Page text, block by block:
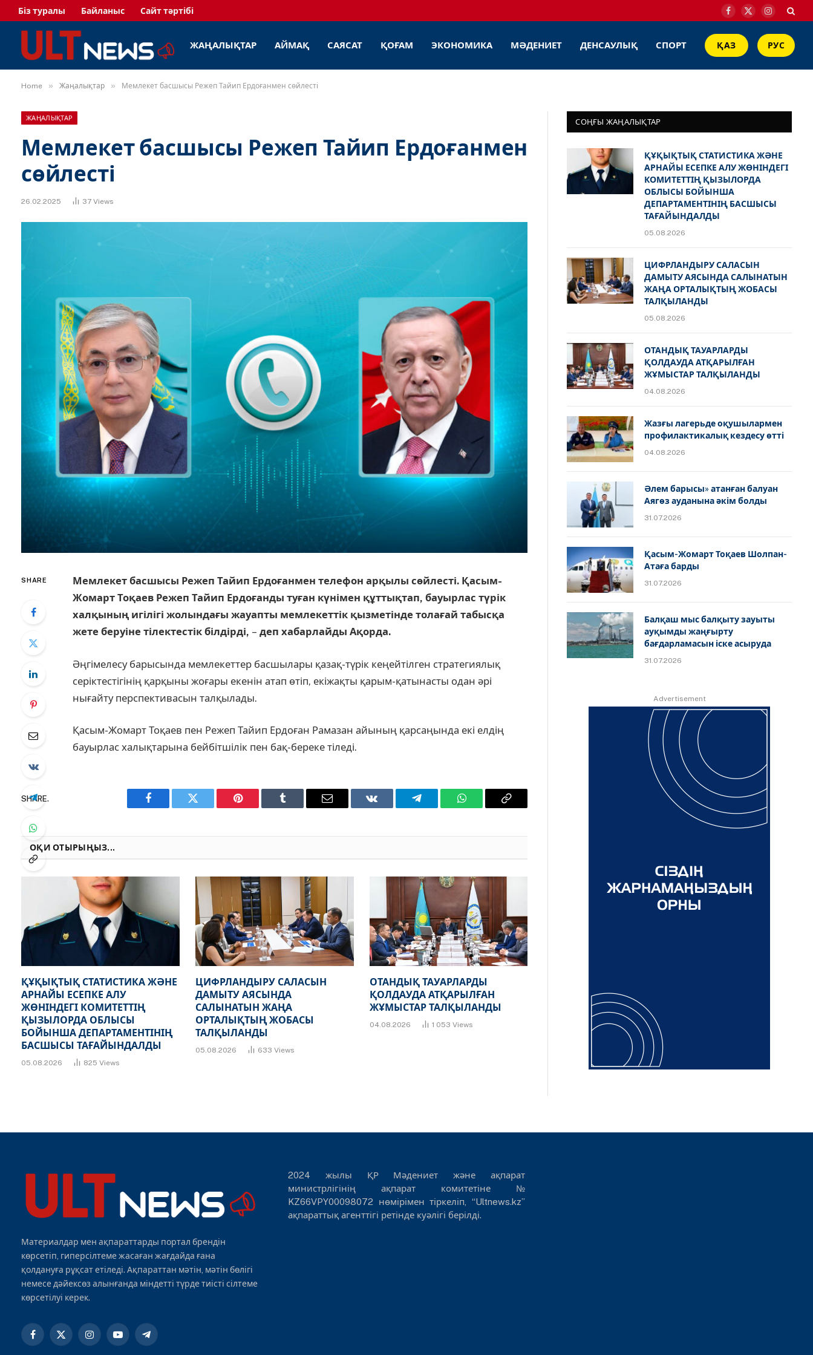
Біз туралы Байланыс Сайт тәртібі
Facebook
X
Instagram
ЖАҢАЛЫҚТАР АЙМАҚ САЯСАТ ҚОҒАМ ЭКОНОМИКА МӘДЕНИЕТ ДЕНСАУЛЫҚ СПОРТ ҚАЗ РУС
Home » Жаңалықтар » Мемлекет басшысы Режеп Тайип Ердоғанмен сөйлесті
ЖАҢАЛЫҚТАР
Мемлекет басшысы Режеп Тайип Ердоғанмен
сөйлесті
26.02.2025 37 Views
SHARE
Мемлекет басшысы Режеп Тайип Ердоғанмен телефон арқылы сөйлесті. Қасым-
Жомарт Тоқаев Режеп Тайип Ердоғанды туған күнімен құттықтап, бауырлас түрік
халқының игілігі жолындағы жауапты мемлекеттік қызметінде толағай табысқа
жете беруіне тілектестік білдірді, – деп хабарлайды Ақорда.
Әңгімелесу барысында мемлекеттер басшылары қазақ-түрік кеңейтілген стратегиялық
серіктестігінің қарқыны жоғары екенін атап өтіп, екіжақты қарым-қатынасты одан әрі
нығайту перспективасын талқылады.
Қасым-Жомарт Тоқаев пен Режеп Тайип Ердоған Рамазан айының қарсаңында екі елдің
бауырлас халықтарына бейбітшілік пен бақ-береке тіледі.
SHARE.
Facebook Twitter Pinterest Tumblr Email VKontakteTelegram WhatsAppCopy
ОҚИ ОТЫРЫҢЫЗ...
ҚҰҚЫҚТЫҚ СТАТИСТИКА ЖӘНЕ
АРНАЙЫ ЕСЕПКЕ АЛУ
ЖӨНІНДЕГІ КОМИТЕТТІҢ
ҚЫЗЫЛОРДА ОБЛЫСЫ
БОЙЫНША ДЕПАРТАМЕНТІНІҢ
БАСШЫСЫ ТАҒАЙЫНДАЛДЫ
05.08.2026 825 Views
ЦИФРЛАНДЫРУ САЛАСЫН
ДАМЫТУ АЯСЫНДА
САЛЫНАТЫН ЖАҢА
ОРТАЛЫҚТЫҢ ЖОБАСЫ
ТАЛҚЫЛАНДЫ
05.08.2026 633 Views
ОТАНДЫҚ ТАУАРЛАРДЫ
ҚОЛДАУДА АТҚАРЫЛҒАН
ЖҰМЫСТАР ТАЛҚЫЛАНДЫ
04.08.2026 1 053 Views
СОҢҒЫ ЖАҢАЛЫҚТАР
ҚҰҚЫҚТЫҚ СТАТИСТИКА ЖӘНЕ
АРНАЙЫ ЕСЕПКЕ АЛУ ЖӨНІНДЕГІ
КОМИТЕТТІҢ ҚЫЗЫЛОРДА
ОБЛЫСЫ БОЙЫНША
ДЕПАРТАМЕНТІНІҢ БАСШЫСЫ
ТАҒАЙЫНДАЛДЫ
05.08.2026
ЦИФРЛАНДЫРУ САЛАСЫН
ДАМЫТУ АЯСЫНДА САЛЫНАТЫН
ЖАҢА ОРТАЛЫҚТЫҢ ЖОБАСЫ
ТАЛҚЫЛАНДЫ
05.08.2026
ОТАНДЫҚ ТАУАРЛАРДЫ
ҚОЛДАУДА АТҚАРЫЛҒАН
ЖҰМЫСТАР ТАЛҚЫЛАНДЫ
04.08.2026
Жазғы лагерьде оқушылармен
профилактикалық кездесу өтті
04.08.2026
Әлем барысы» атанған балуан
Аягөз ауданына әкім болды
31.07.2026
Қасым-Жомарт Тоқаев Шолпан-
Атаға барды
31.07.2026
Балқаш мыс балқыту зауыты
ауқымды жаңғырту
бағдарламасын іске асыруда
31.07.2026
Advertisement
Материалдар мен ақпараттарды портал брендін
көрсетіп, гиперсілтеме жасаған жағдайда ғана
қолдануға рұқсат етіледі. Ақпараттан мәтін, мәтін бөлігі
немесе дәйексөз алынғанда міндетті түрде тиісті сілтеме
көрсетілуі керек.
Facebook
X
InstagramYouTubeTelegram
2024 жылы ҚР Мәдениет және ақпарат
министрлігінің ақпарат комитетіне №
KZ66VPY00098072 нөмірімен тіркеліп, “Ultnews.kz”
ақпараттық агенттігі ретінде куәлігі берілді.